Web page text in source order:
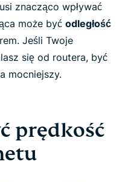
znacząco wpływać
może być odległość
Jeśli Twoje
się od routera, być
mocniejszy.
prędkość